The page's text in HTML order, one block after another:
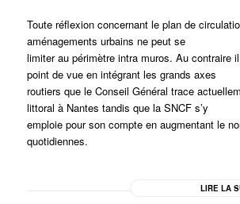
Toute réflexion concernant le plan de
aménagements urbains ne peut se
limiter au périmètre intra muros. Au contraire il
point de vue en intégrant les grands axes
routiers que le Conseil Général trace
littoral à Nantes tandis que la SNCF s’y
emploie pour son compte en augmentant le
quotidiennes.
LIRE LA